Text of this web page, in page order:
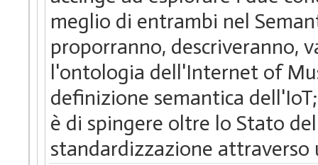
meglio di entrambi nel
proporranno, descriveranno,
l'ontologia dell'Internet of
definizione semantica
è di spingere oltre lo Stato
standardizzazione attraverso